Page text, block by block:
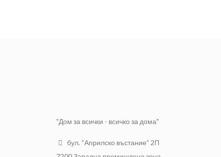
"Дом за всички - всичко за дома"
бул. “Априлско въстание” 2П